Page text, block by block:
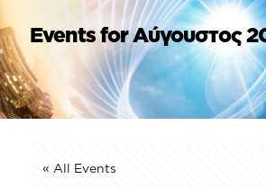
Events for Αύγουστος
« All Events